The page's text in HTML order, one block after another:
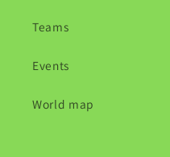
Teams
Events
World map